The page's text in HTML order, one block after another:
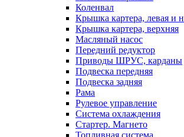
Коленвал
Крышка картера, левая и
Крышка картера, верхняя
Масляный насос
Передний редуктор
Приводы ШРУС, карданы
Подвеска передняя
Подвеска задняя
Рама
Рулевое управление
Система охлаждения
Стартер. Магнето
Топливная система